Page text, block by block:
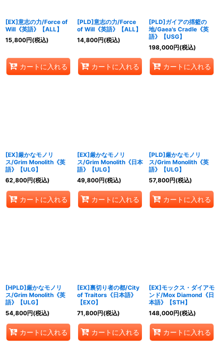
[EX]意志の力/Force of
Will《英語》【ALL】
15,800円(税込)
カートに入れる
[PLD]意志の力/Force
of Will《英語》【ALL】
14,800円(税込)
カートに入れる
[PLD]ガイアの揺籃の
地/Gaea's Cradle《英
語》【USG】
198,000円(税込)
カートに入れる
[EX]厳かなモノリ
ス/Grim Monolith《英
語》【ULG】
62,800円(税込)
カートに入れる
[EX]厳かなモノリ
ス/Grim Monolith《日本
語》【ULG】
49,800円(税込)
カートに入れる
[PLD]厳かなモノリ
ス/Grim Monolith《英
語》【ULG】
57,800円(税込)
カートに入れる
[HPLD]厳かなモノリ
ス/Grim Monolith《英
語》【ULG】
54,800円(税込)
カートに入れる
[EX]裏切り者の都/City
of Traitors《日本語》
【EXO】
71,800円(税込)
カートに入れる
[EX]モックス・ダイアモ
ンド/Mox Diamond《日
本語》【STH】
148,000円(税込)
カートに入れる